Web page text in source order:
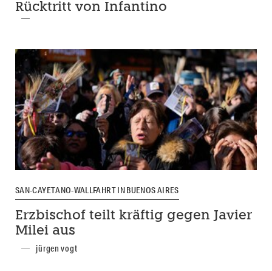
Rücktritt von Infantino
SAN-CAYETANO-WALLFAHRT IN BUENOS AIRES
Erzbischof teilt kräftig gegen Javier
Milei aus
jürgen vogt